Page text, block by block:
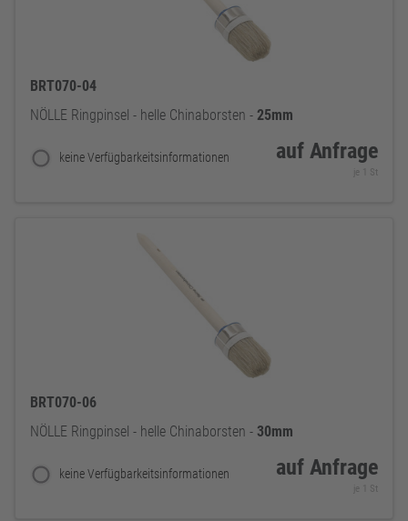
BRT070-04
NÖLLE Ringpinsel - helle Chinaborsten - 25mm
keine Verfügbarkeitsinformationen auf Anfrage
je 1 St
BRT070-06
NÖLLE Ringpinsel - helle Chinaborsten - 30mm
keine Verfügbarkeitsinformationen auf Anfrage
je 1 St